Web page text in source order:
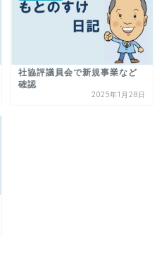
社協評議員会で新規事業など
確認
2025年1月28日